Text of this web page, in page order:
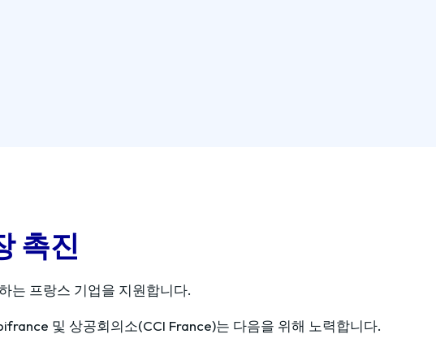
촉진
는 프랑스 기업을 지원합니다.
및 상공회의소(CCI France)는 다음을 위해 노력합니다.